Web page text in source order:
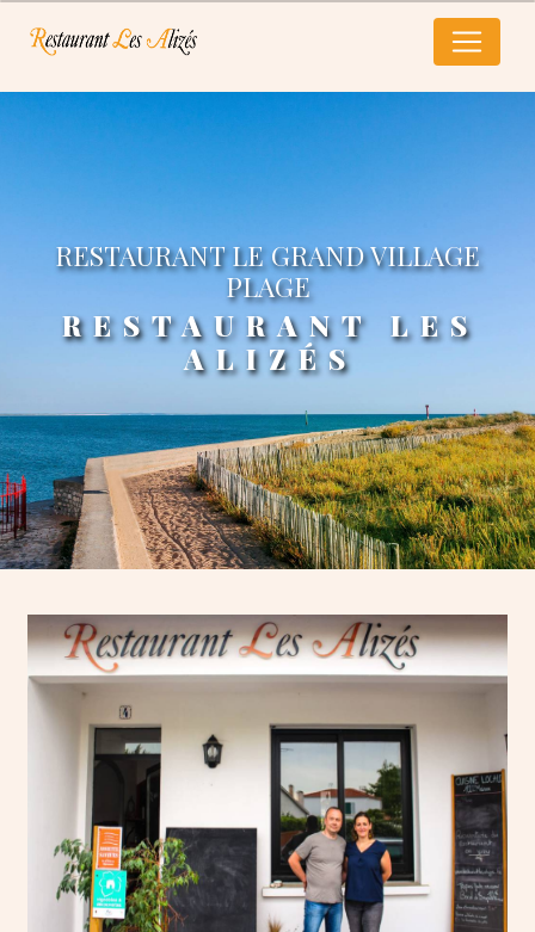
RESTAURANT LE GRAND VILLAGE
PLAGE
RESTAURANT LES
ALIZÉS